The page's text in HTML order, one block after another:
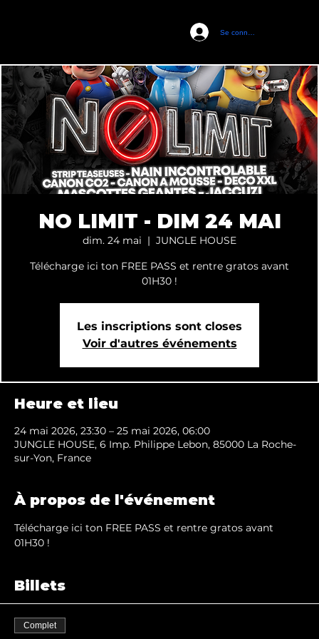
Se connecter
NO LIMIT - DIM 24 MAI
dim. 24 mai
  |
JUNGLE HOUSE
Télécharge ici ton FREE PASS et rentre gratos avant
01H30 !
Les inscriptions sont closes
Voir d'autres événements
Heure et lieu
24 mai 2026, 23:30 – 25 mai 2026, 06:00
JUNGLE HOUSE, 6 Imp. Philippe Lebon, 85000 La Roche-
sur-Yon, France
À propos de l'événement
Télécharge ici ton FREE PASS et rentre gratos avant
01H30 !
Billets
Complet